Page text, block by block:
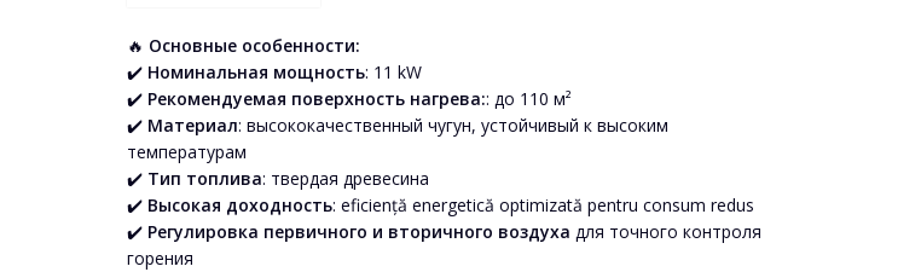
🔥 Основные особенности:
✔️ Номинальная мощность: 11 kW
✔️ Рекомендуемая поверхность нагрева:: до 110 м²
✔️ Материал: высококачественный чугун, устойчивый к высоким
температурам
✔️ Тип топлива: твердая древесина
✔️ Высокая доходность: eficiență energetică optimizată pentru consum redus
✔️ Регулировка первичного и вторичного воздуха для точного контроля
горения